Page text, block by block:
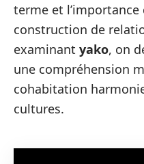
terme et l’importance
construction de
examinant yako, on
une compréhension
cohabitation
cultures.